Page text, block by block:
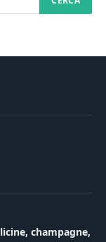
champagne,